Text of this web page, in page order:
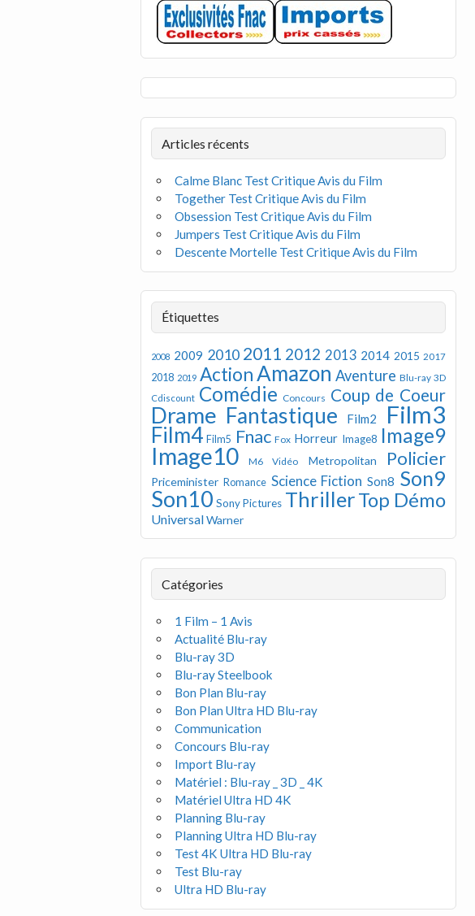
Articles récents
Calme Blanc Test Critique Avis du Film
Together Test Critique Avis du Film
Obsession Test Critique Avis du Film
Jumpers Test Critique Avis du Film
Descente Mortelle Test Critique Avis du Film
Étiquettes
2008 2009 2010 2011 2012 2013 2014 2015 2017
2018 2019 ActionAmazon Aventure Blu-ray 3D
Cdiscount Comédie Concours Coup de Coeur
Drame Fantastique Film2 Film3
Film4 Film5 Fnac Fox Horreur Image8 Image9
Image10 M6 Vidéo Metropolitan Policier
Priceminister Romance Science Fiction Son8 Son9
Son10 Sony Pictures ThrillerTop Démo
UniversalWarner
Catégories
1 Film – 1 Avis
Actualité Blu-ray
Blu-ray 3D
Blu-ray Steelbook
Bon Plan Blu-ray
Bon Plan Ultra HD Blu-ray
Communication
Concours Blu-ray
Import Blu-ray
Matériel : Blu-ray _ 3D _ 4K
Matériel Ultra HD 4K
Planning Blu-ray
Planning Ultra HD Blu-ray
Test 4K Ultra HD Blu-ray
Test Blu-ray
Ultra HD Blu-ray